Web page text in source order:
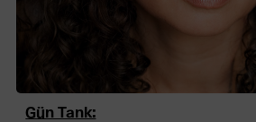
Gün Tank: